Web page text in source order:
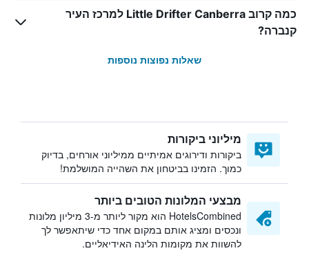
כמה קרוב Little Drifter Canberra למרכז העיר
קנברה?
שאלות נפוצות נוספות
מיליוני ביקורות
ביקורות ודירוגים אמיתיים ממיליוני אורחים, בדיוק
כמוך. הזמינו בביטחון את השהייה המושלמת!
מבצעי המלונות הטובים ביותר
HotelsCombined הוא מקור ליותר מ-3 מיליון מלונות
ונכסים ומציג אותם במקום אחד כדי שיתאפשר לך
להשוות את מקומות הלינה האידיאליים.